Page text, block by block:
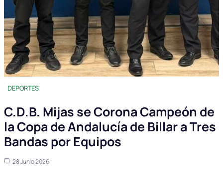
DEPORTES
C.D.B. Mijas se Corona Campeón de
la Copa de Andalucía de Billar a Tres
Bandas por Equipos
28 Junio 2026